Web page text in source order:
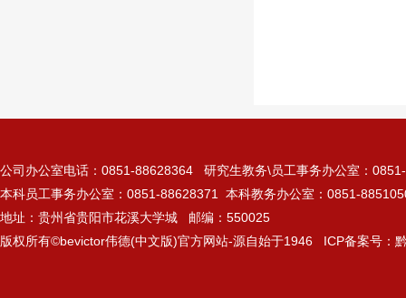
公司办公室电话：0851-88628364 研究生教务\员工事务办公室：
本科员工事务办公室：0851-88628371 本科教务办公室：0851-
地址：贵州省贵阳市花溪大学城 邮编：550025
版权所有©bevictor伟德(中文版)官方网站-源自始于1946 ICP备案号：